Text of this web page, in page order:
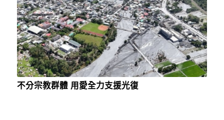
不分宗教群體 用愛全力支援光復